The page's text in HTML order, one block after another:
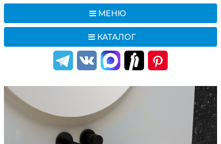
МЕНЮ
КАТАЛОГ